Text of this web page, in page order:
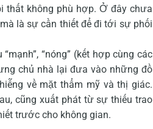
thất không phù hợp. Ở đây chưa
là sự cần thiết để đi tới sự phối
“nóng” (kết hợp cùng các
chủ nhà lại đưa vào những đồ
về mặt thẩm mỹ và thị giác.
cũng xuất phát từ sự thiếu trao
trước cho không gian.